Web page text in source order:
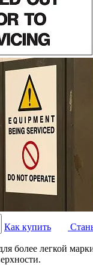
Как купить
более легкой